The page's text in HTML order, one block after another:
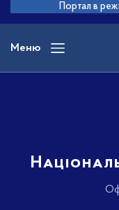
основного
вмісту
Портал в
Меню